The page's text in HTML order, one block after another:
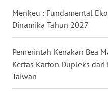
Menkeu : Fundamental
Dinamika Tahun 2027
Pemerintah Kenakan Bea
Kertas Karton Dupleks dari
Taiwan
WN
MALUT